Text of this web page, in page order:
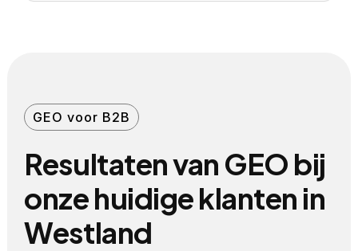
GEO voor B2B
Resultaten van GEO bij
onze huidige klanten in
Westland